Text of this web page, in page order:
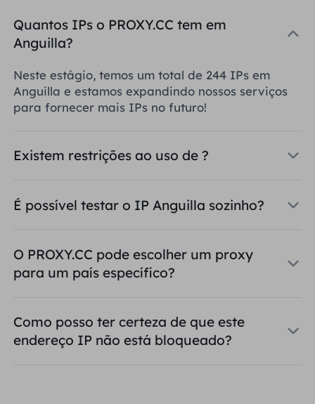
Quantos IPs o PROXY.CC tem em
Anguilla?
Neste estágio, temos um total de 244 IPs em
Anguilla e estamos expandindo nossos serviços
para fornecer mais IPs no futuro!
Existem restrições ao uso de ?
É possível testar o IP Anguilla sozinho?
O PROXY.CC pode escolher um proxy
para um país específico?
Como posso ter certeza de que este
endereço IP não está bloqueado?